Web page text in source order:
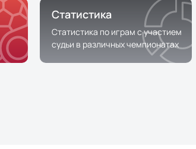
Статистика
Статистика по играм с участием
судьи в различных чемпионатах